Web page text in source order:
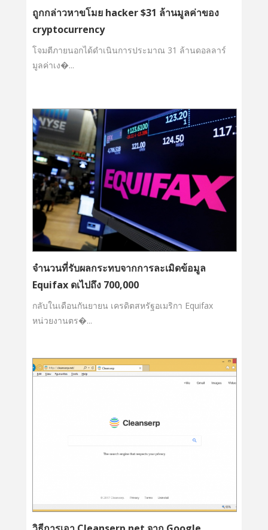
ถูกกล่าวหาขโมย hacker $31 ล้านมูลค่าของ
cryptocurrency
โจมตีภายนอกได้ดำเนินการประมาณ 31 ล้านดอลลาร์
มูลค่าเง�...
จำนวนที่รับผลกระทบจากการละเมิดข้อมูล
Equifax ดเไปถึง 700,000
กลับในเดือนกันยายน เครดิตสหรัฐอเมริกา Equifax
หน่วยงานตร�...